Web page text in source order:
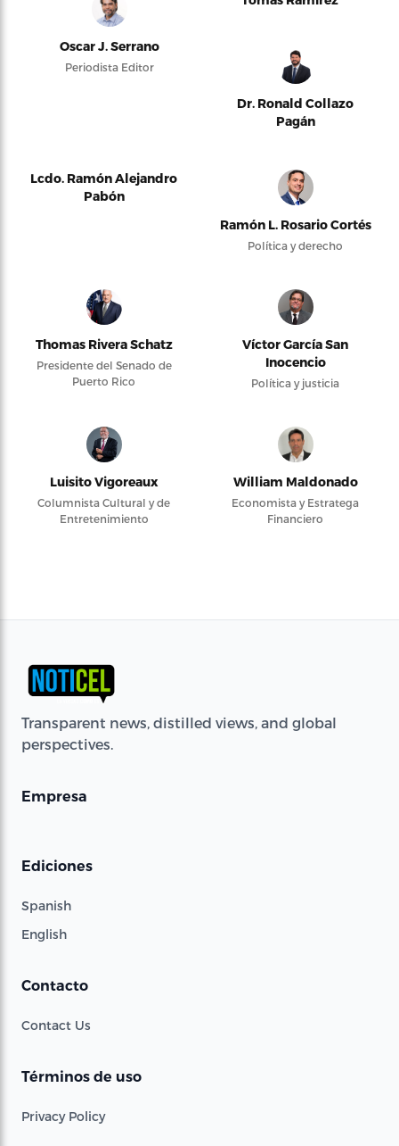
Oscar J. Serrano
Periodista Editor
Dr. Ronald Collazo
Pagán
Lcdo. Ramón Alejandro
Pabón
Ramón L. Rosario Cortés
Política y derecho
Thomas Rivera Schatz
Presidente del Senado de
Puerto Rico
Víctor García San
Inocencio
Política y justicia
Luisito Vigoreaux
Columnista Cultural y de
Entretenimiento
William Maldonado
Economista y Estratega
Financiero
Transparent news, distilled views, and global
perspectives.
Empresa
Ediciones
Spanish
English
Contacto
Contact Us
Términos de uso
Privacy Policy